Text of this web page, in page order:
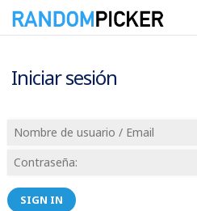
Iniciar sesión
SIGN IN